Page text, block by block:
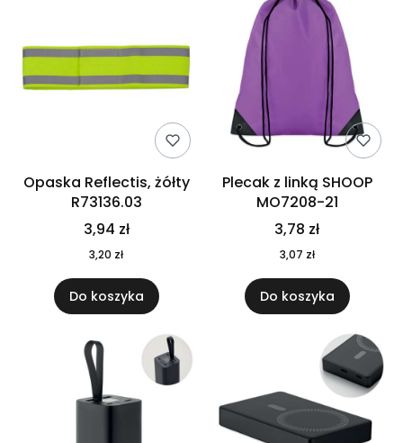
Opaska Reflectis, żółty
R73136.03
3,94 zł
3,20 zł
Do koszyka
Plecak z linką SHOOP
MO7208-21
3,78 zł
3,07 zł
Do koszyka